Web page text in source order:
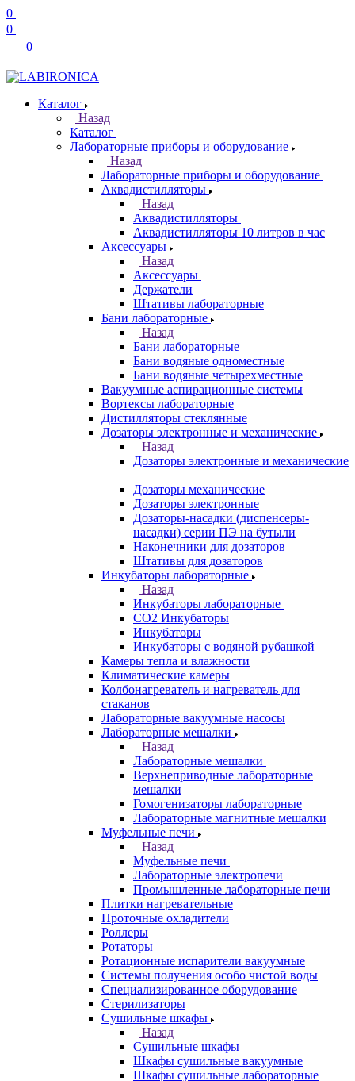
0
0
0
Каталог
Назад
Каталог
Лабораторные приборы и оборудование
Назад
Лабораторные приборы и оборудование
Аквадистилляторы
Назад
Аквадистилляторы
Аквадистилляторы 10 литров в час
Аксессуары
Назад
Аксессуары
Держатели
Штативы лабораторные
Бани лабораторные
Назад
Бани лабораторные
Бани водяные одноместные
Бани водяные четырехместные
Вакуумные аспирационные системы
Вортексы лабораторные
Дистилляторы стеклянные
Дозаторы электронные и механические
Назад
Дозаторы электронные и механические
Дозаторы механические
Дозаторы электронные
Дозаторы-насадки (диспенсеры-
насадки) серии ПЭ на бутыли
Наконечники для дозаторов
Штативы для дозаторов
Инкубаторы лабораторные
Назад
Инкубаторы лабораторные
CO2 Инкубаторы
Инкубаторы
Инкубаторы с водяной рубашкой
Камеры тепла и влажности
Климатические камеры
Колбонагреватель и нагреватель для
стаканов
Лабораторные вакуумные насосы
Лабораторные мешалки
Назад
Лабораторные мешалки
Верхнеприводные лабораторные
мешалки
Гомогенизаторы лабораторные
Лабораторные магнитные мешалки
Муфельные печи
Назад
Муфельные печи
Лабораторные электропечи
Промышленные лабораторные печи
Плитки нагревательные
Проточные охладители
Роллеры
Ротаторы
Ротационные испарители вакуумные
Системы получения особо чистой воды
Специализированное оборудование
Стерилизаторы
Сушильные шкафы
Назад
Сушильные шкафы
Шкафы сушильные вакуумные
Шкафы сушильные лабораторные